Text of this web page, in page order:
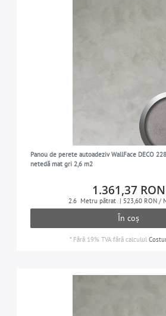
Panou de perete autoadeziv WallFace DECO
netedă mat gri 2,6 m2
1.361,37
2.6 Metru pătrat | 523,60 RON /
În coș
* Fără 19% TVAfără calculul